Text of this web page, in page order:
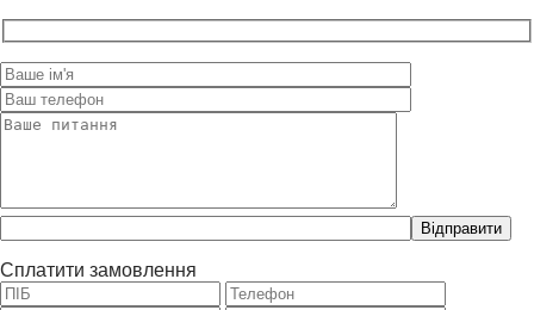
leave
this
field
Сплатити замовлення